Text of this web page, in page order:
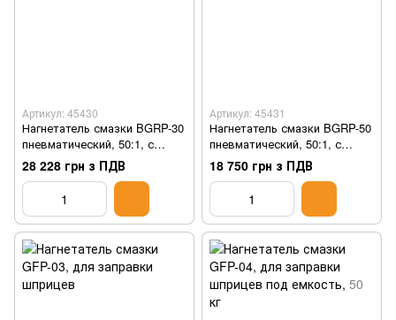
Артикул: 45430
Нагнетатель смазки BGRP-30
пневматический, 50:1, с
колесами 30 кг
28 228 грн з ПДВ
Артикул: 45431
Нагнетатель смазки BGRP-50
пневматический, 50:1, с
колесами 50 кг
18 750 грн з ПДВ